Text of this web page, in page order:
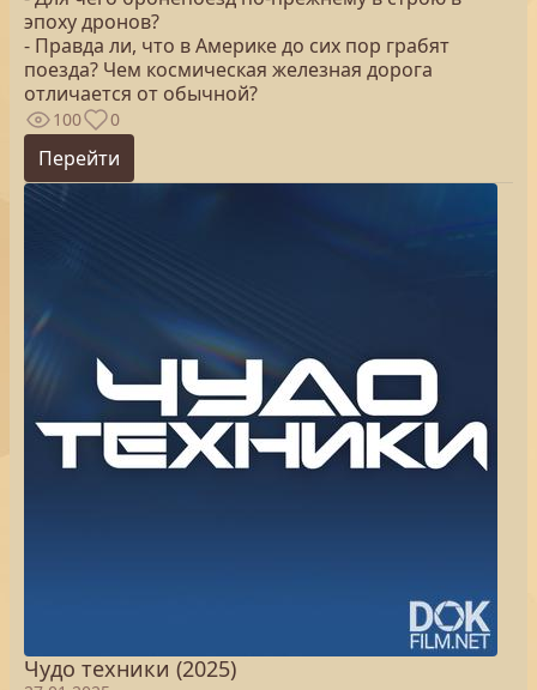
эпоху дронов?
- Правда ли, что в Америке до сих пор грабят
поезда? Чем космическая железная дорога
отличается от обычной?
100 0
Перейти
Чудо техники (2025)